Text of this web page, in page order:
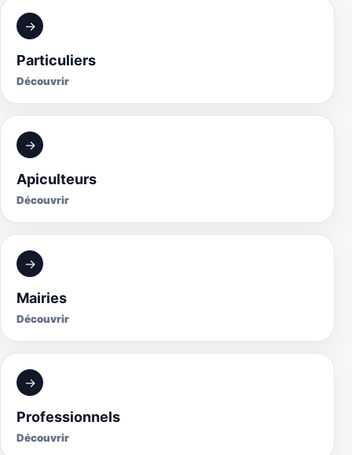
→
Particuliers
Découvrir
→
Apiculteurs
Découvrir
→
Mairies
Découvrir
→
Professionnels
Découvrir